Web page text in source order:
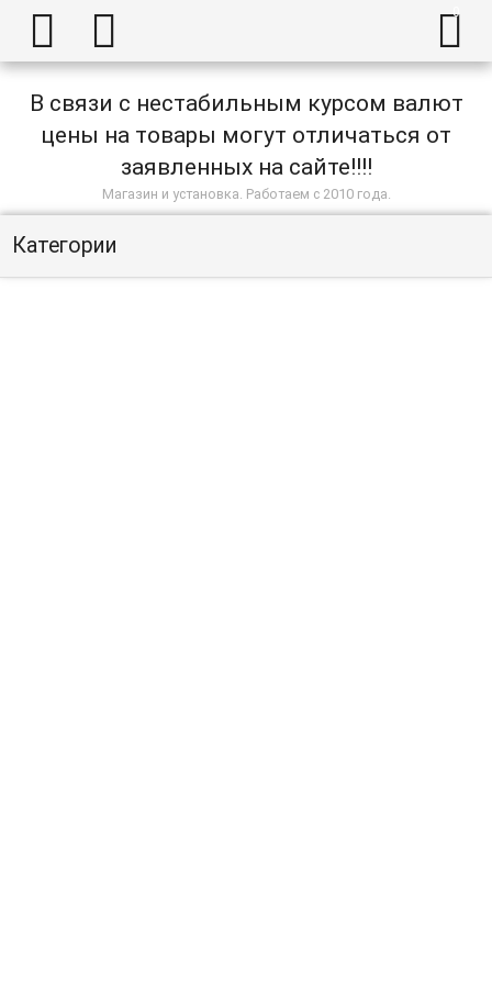
  
В связи с нестабильным курсом валют
цены на товары могут отличаться от
заявленных на сайте!!!!
Магазин и установка. Работаем с 2010 года.
Категории